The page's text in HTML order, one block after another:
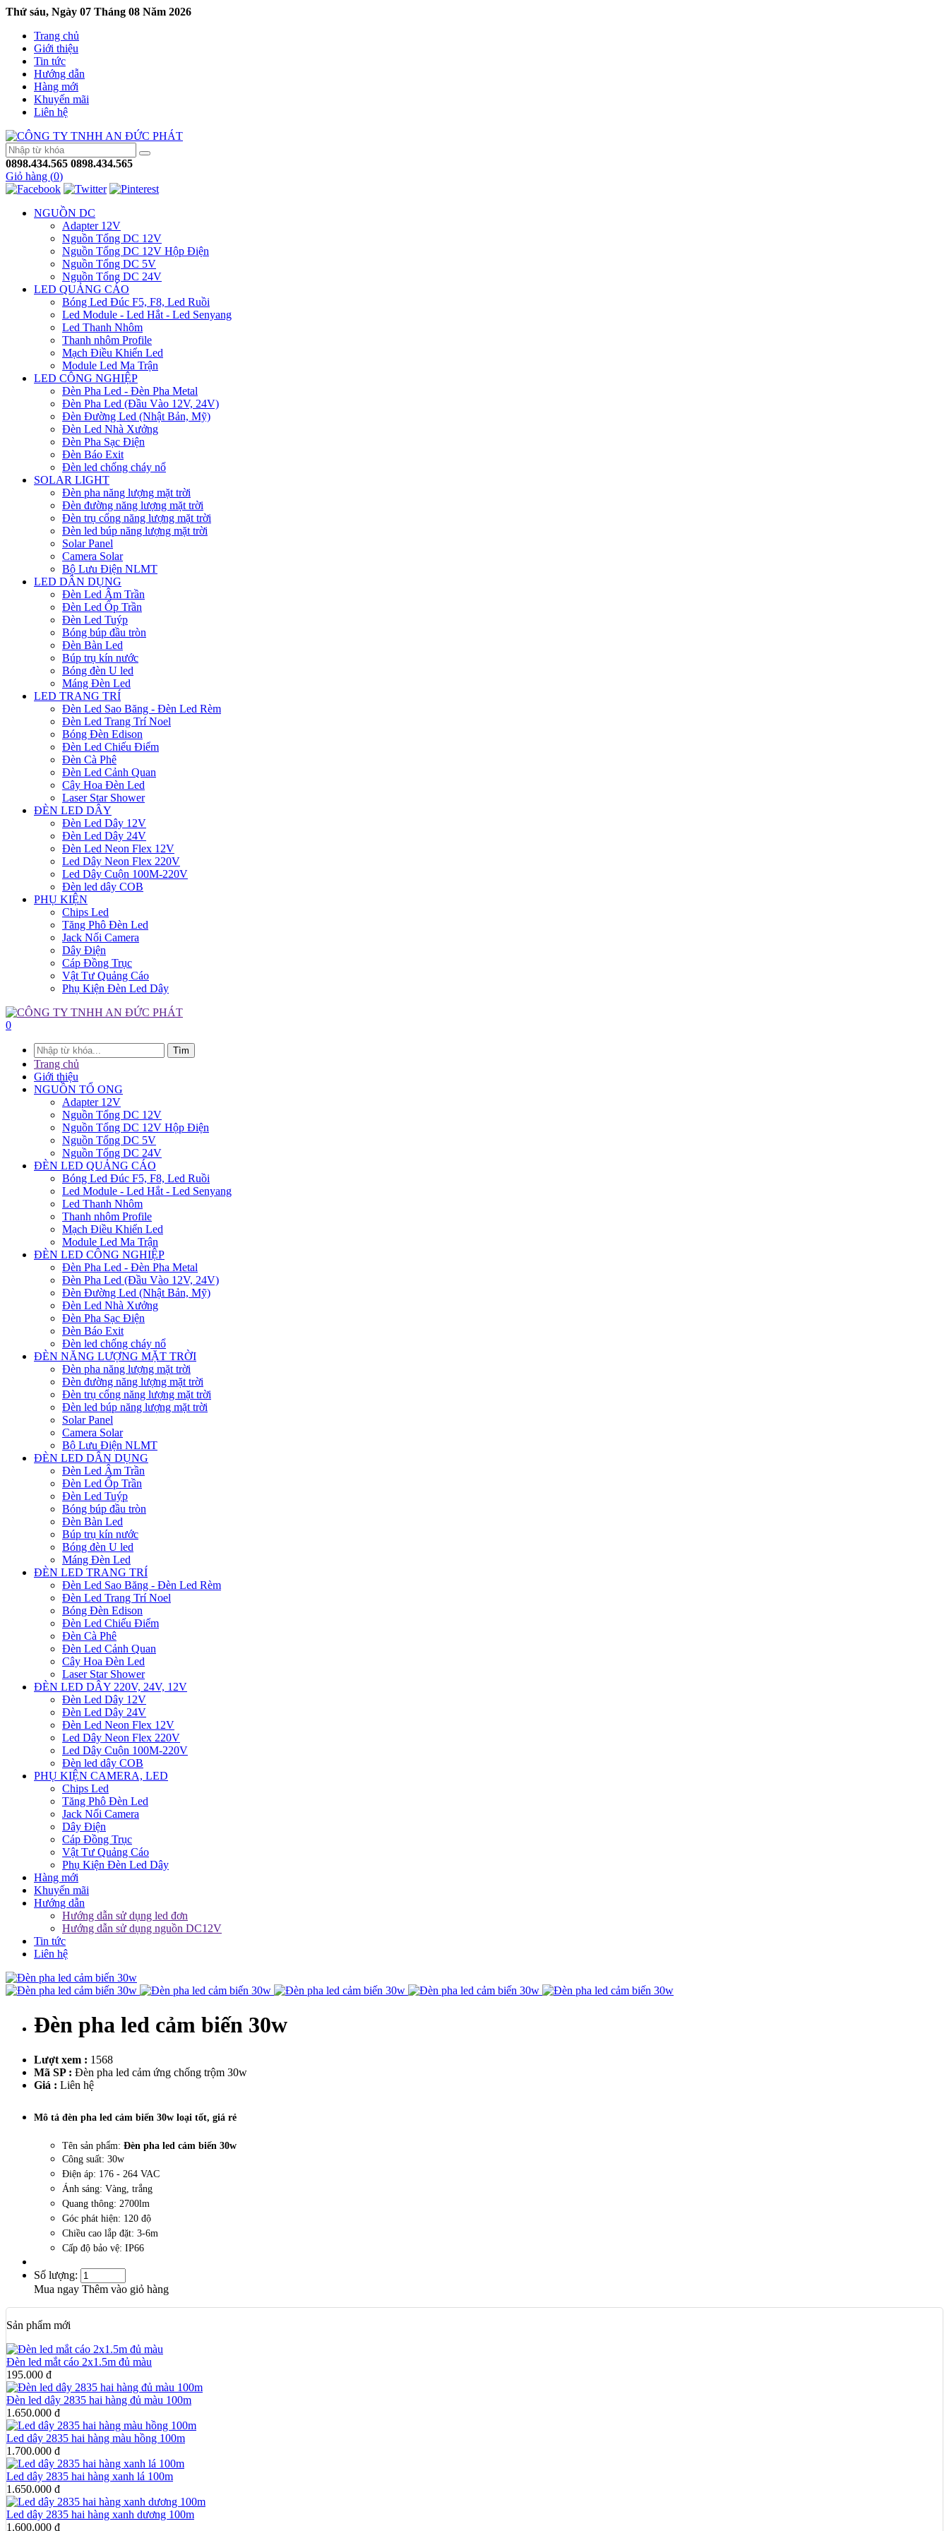
Thứ sáu, Ngày 07 Tháng 08 Năm 2026
Trang chủ
Giới thiệu
Tin tức
Hướng dẫn
Hàng mới
Khuyến mãi
Liên hệ
0898.434.565 0898.434.565
Giỏ hàng (0)
NGUỒN DC
Adapter 12V
Nguồn Tổng DC 12V
Nguồn Tổng DC 12V Hộp Điện
Nguồn Tổng DC 5V
Nguồn Tổng DC 24V
LED QUẢNG CÁO
Bóng Led Đúc F5, F8, Led Ruồi
Led Module - Led Hắt - Led Senyang
Led Thanh Nhôm
Thanh nhôm Profile
Mạch Điều Khiển Led
Module Led Ma Trận
LED CÔNG NGHIỆP
Đèn Pha Led - Đèn Pha Metal
Đèn Pha Led (Đầu Vào 12V, 24V)
Đèn Đường Led (Nhật Bản, Mỹ)
Đèn Led Nhà Xưởng
Đèn Pha Sạc Điện
Đèn Báo Exit
Đèn led chống cháy nổ
SOLAR LIGHT
Đèn pha năng lượng mặt trời
Đèn đường năng lượng mặt trời
Đèn trụ cổng năng lượng mặt trời
Đèn led búp năng lượng mặt trời
Solar Panel
Camera Solar
Bộ Lưu Điện NLMT
LED DÂN DỤNG
Đèn Led Âm Trần
Đèn Led Ốp Trần
Đèn Led Tuýp
Bóng búp đầu tròn
Đèn Bàn Led
Búp trụ kín nước
Bóng đèn U led
Máng Đèn Led
LED TRANG TRÍ
Đèn Led Sao Băng - Đèn Led Rèm
Đèn Led Trang Trí Noel
Bóng Đèn Edison
Đèn Led Chiếu Điểm
Đèn Cà Phê
Đèn Led Cảnh Quan
Cây Hoa Đèn Led
Laser Star Shower
ĐÈN LED DÂY
Đèn Led Dây 12V
Đèn Led Dây 24V
Đèn Led Neon Flex 12V
Led Dây Neon Flex 220V
Led Dây Cuộn 100M-220V
Đèn led dây COB
PHỤ KIỆN
Chips Led
Tăng Phô Đèn Led
Jack Nối Camera
Dây Điện
Cáp Đồng Trục
Vật Tư Quảng Cáo
Phụ Kiện Đèn Led Dây
0
Tìm
Trang chủ
Giới thiệu
NGUỒN TỔ ONG
Adapter 12V
Nguồn Tổng DC 12V
Nguồn Tổng DC 12V Hộp Điện
Nguồn Tổng DC 5V
Nguồn Tổng DC 24V
ĐÈN LED QUẢNG CÁO
Bóng Led Đúc F5, F8, Led Ruồi
Led Module - Led Hắt - Led Senyang
Led Thanh Nhôm
Thanh nhôm Profile
Mạch Điều Khiển Led
Module Led Ma Trận
ĐÈN LED CÔNG NGHIỆP
Đèn Pha Led - Đèn Pha Metal
Đèn Pha Led (Đầu Vào 12V, 24V)
Đèn Đường Led (Nhật Bản, Mỹ)
Đèn Led Nhà Xưởng
Đèn Pha Sạc Điện
Đèn Báo Exit
Đèn led chống cháy nổ
ĐÈN NĂNG LƯỢNG MẶT TRỜI
Đèn pha năng lượng mặt trời
Đèn đường năng lượng mặt trời
Đèn trụ cổng năng lượng mặt trời
Đèn led búp năng lượng mặt trời
Solar Panel
Camera Solar
Bộ Lưu Điện NLMT
ĐÈN LED DÂN DỤNG
Đèn Led Âm Trần
Đèn Led Ốp Trần
Đèn Led Tuýp
Bóng búp đầu tròn
Đèn Bàn Led
Búp trụ kín nước
Bóng đèn U led
Máng Đèn Led
ĐÈN LED TRANG TRÍ
Đèn Led Sao Băng - Đèn Led Rèm
Đèn Led Trang Trí Noel
Bóng Đèn Edison
Đèn Led Chiếu Điểm
Đèn Cà Phê
Đèn Led Cảnh Quan
Cây Hoa Đèn Led
Laser Star Shower
ĐÈN LED DÂY 220V, 24V, 12V
Đèn Led Dây 12V
Đèn Led Dây 24V
Đèn Led Neon Flex 12V
Led Dây Neon Flex 220V
Led Dây Cuộn 100M-220V
Đèn led dây COB
PHỤ KIỆN CAMERA, LED
Chips Led
Tăng Phô Đèn Led
Jack Nối Camera
Dây Điện
Cáp Đồng Trục
Vật Tư Quảng Cáo
Phụ Kiện Đèn Led Dây
Hàng mới
Khuyến mãi
Hướng dẫn
Hướng dẫn sử dụng led đơn
Hướng dẫn sử dụng nguồn DC12V
Tin tức
Liên hệ
Đèn pha led cảm biến 30w
Lượt xem : 1568
Mã SP : Đèn pha led cảm ứng chống trộm 30w
Giá : Liên hệ
Mô tả đèn pha led cảm biến 30w loại tốt, giá rẻ
Tên sản phẩm: Đèn pha led cảm biến 30w
Công suất: 30w
Điện áp: 176 - 264 VAC
Ánh sáng: Vàng, trắng
Quang thông: 2700lm
Góc phát hiện: 120 độ
Chiều cao lắp đặt: 3-6m
Cấp độ bảo vệ: IP66
Số lượng:
Mua ngay Thêm vào giỏ hàng
Sản phẩm mới
Đèn led mắt cáo 2x1.5m đủ màu
195.000 đ
Đèn led dây 2835 hai hàng đủ màu 100m
1.650.000 đ
Led dây 2835 hai hàng màu hồng 100m
1.700.000 đ
Led dây 2835 hai hàng xanh lá 100m
1.650.000 đ
Led dây 2835 hai hàng xanh dương 100m
1.600.000 đ